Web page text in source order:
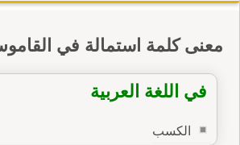
معنى كلمة استمالة في
في اللغة العربية
الكسب